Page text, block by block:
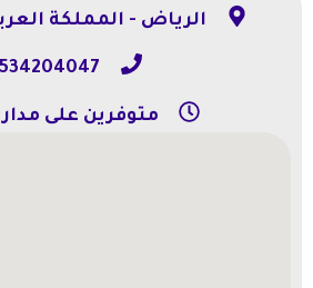
الرياض - المملكة
متوفرين على